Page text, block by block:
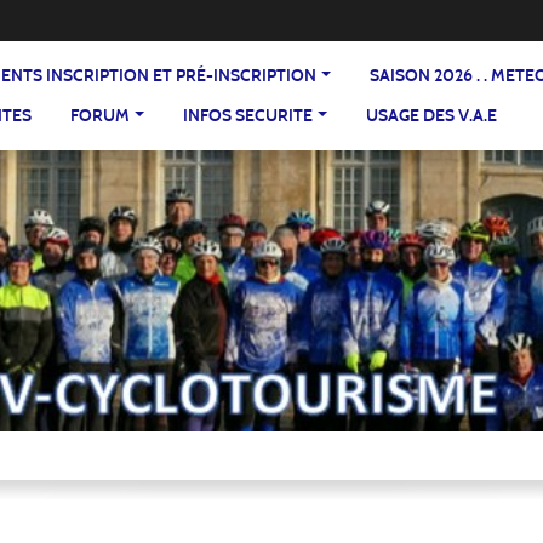
DOCUMENTS INSCRIPTION ET PRÉ-INSCRIPTION
SAISON 2026 . .
FORUM INFOS SECURITE USAGE DES V.A.E